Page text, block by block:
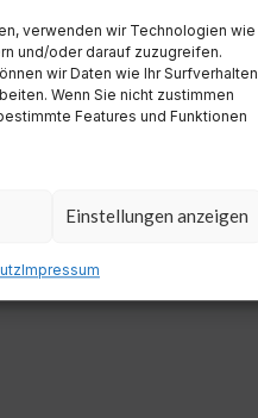
verwenden wir Technologien wie
und/oder darauf zuzugreifen.
wir Daten wie Ihr Surfverhalten
Wenn Sie nicht zustimmen
Features und Funktionen
Einstellungen anzeigen
Impressum